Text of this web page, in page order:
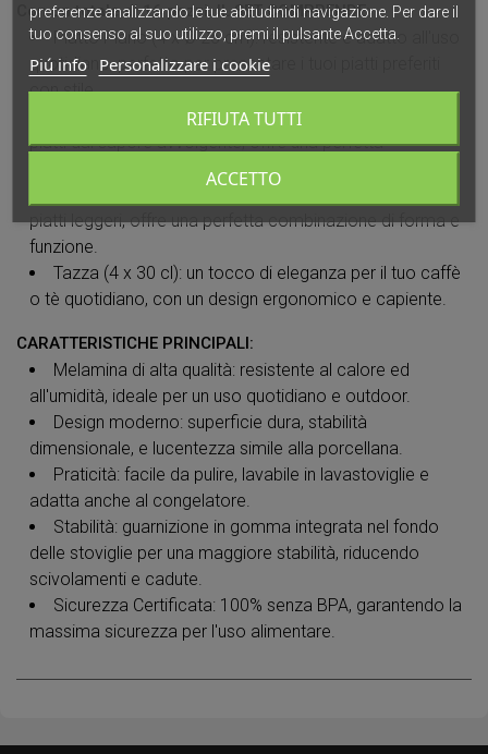
Con un totale di 16 pezzi, IL SET COMPRENDE:
Piatto Piano (4 x Ø 25 cm): resistente e adatto all'uso
quotidiano, perfetto per presentare i tuoi piatti preferiti
con stile.
Piatto Fondo (4 x Ø 20 cm): ideale per zuppe, risotti e
piatti dal sapore avvolgente, offre una perfetta
combinazione di forma e funzione.
piatti leggeri, offre una perfetta combinazione di forma e
funzione.
Tazza (4 x 30 cl): un tocco di eleganza per il tuo caffè
o tè quotidiano, con un design ergonomico e capiente.
CARATTERISTICHE PRINCIPALI:
Melamina di alta qualità: resistente al calore ed
all'umidità, ideale per un uso quotidiano e outdoor.
Design moderno: superficie dura, stabilità
dimensionale, e lucentezza simile alla porcellana.
Praticità: facile da pulire, lavabile in lavastoviglie e
adatta anche al congelatore.
Stabilità: guarnizione in gomma integrata nel fondo
delle stoviglie per una maggiore stabilità, riducendo
scivolamenti e cadute.
Sicurezza Certificata: 100% senza BPA, garantendo la
massima sicurezza per l'uso alimentare.
preferenze analizzando le tue abitudinidi navigazione. Per dare il
tuo consenso al suo utilizzo, premi il pulsante Accetta.
Piú info Personalizzare i cookie
RIFIUTA TUTTI
ACCETTO